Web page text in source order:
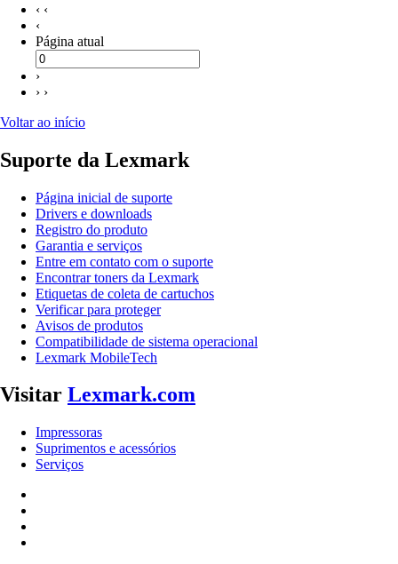
‹ ‹
‹
Página atual
›
› ›
Voltar ao início
Suporte da Lexmark
Página inicial de suporte
Drivers e downloads
Registro do produto
Garantia e serviços
Entre em contato com o suporte
Encontrar toners da Lexmark
Etiquetas de coleta de cartuchos
Verificar para proteger
Avisos de produtos
Compatibilidade de sistema operacional
Lexmark MobileTech
Visitar Lexmark.com
Impressoras
Suprimentos e acessórios
Serviços